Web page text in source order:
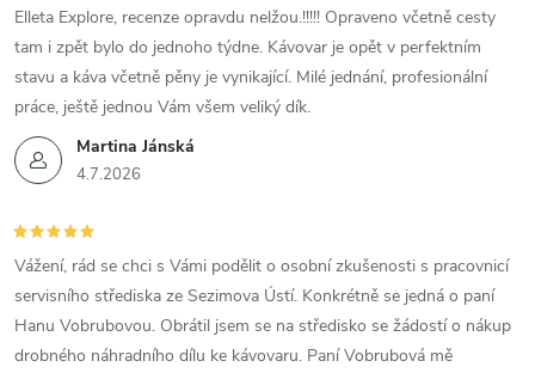
Martina Jánská
4.7.2026
Elleta Explore, recenze opravdu nelžou.!!!!! Opraveno včetně cesty
tam i zpět bylo do jednoho týdne. Kávovar je opět v perfektním
stavu a káva včetně pěny je vynikající. Milé jednání, profesionální
práce, ještě jednou Vám všem veliký dík.
Vážení, rád se chci s Vámi podělit o osobní zkušenosti s pracovnicí
servisního střediska ze Sezimova Ústí. Konkrétně se jedná o paní
Hanu Vobrubovou. Obrátil jsem se na středisko se žádostí o nákup
drobného náhradního dílu ke kávovaru. Paní Vobrubová mě